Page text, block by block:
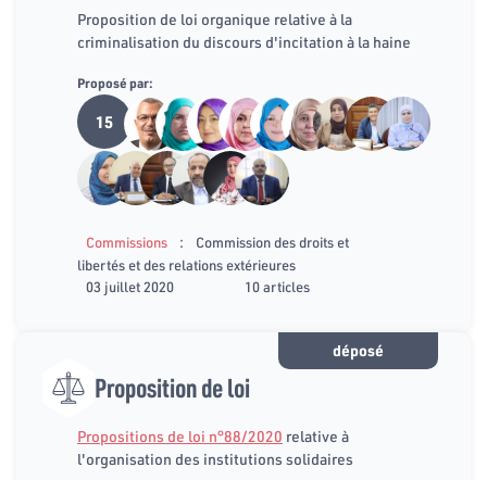
Proposition de loi organique relative à la
criminalisation du discours d'incitation à la haine
Proposé par:
15
Commissions :
Commission des droits et
libertés et des relations extérieures
03 juillet 2020
10 articles
déposé
Proposition de loi
Propositions de loi n°88/2020 relative à
l'organisation des institutions solidaires